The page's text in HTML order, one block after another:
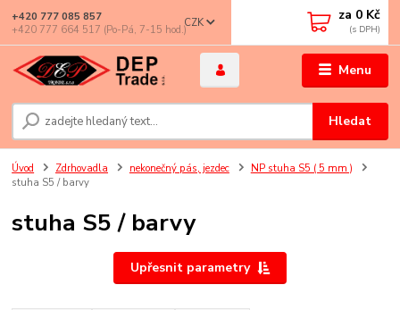
Menu
CZK
Hledat
+420 777 085 857
+420 777 664 517 (Po-Pá, 7-15 hod.)
za 0 Kč
Úvod Zdrhovadla nekonečný pás, jezdec
NP stuha S5 ( 5 mm )
stuha S5 / barvy
stuha S5 / barvy
Upřesnit parametry